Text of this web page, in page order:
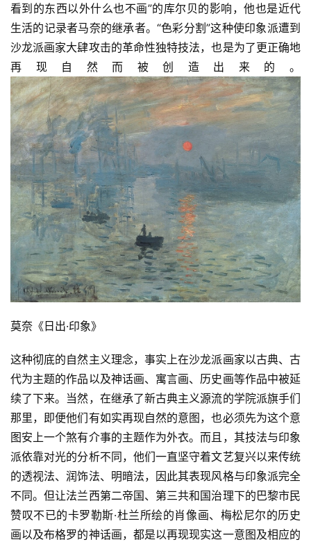
看到的东西以外什么也不画”的库尔贝的影响，他也是近代
生活的记录者马奈的继承者。“色彩分割”这种使印象派遭到
沙龙派画家大肆攻击的革命性独特技法，也是为了更正确地
再现自然而被创造出来的。
莫奈《日出·印象》
这种彻底的自然主义理念，事实上在沙龙派画家以古典、古
代为主题的作品以及神话画、寓言画、历史画等作品中被延
续了下来。当然，在继承了新古典主义源流的学院派旗手们
那里，即便他们有如实再现自然的意图，也必须先为这个意
图安上一个煞有介事的主题作为外衣。而且，其技法与印象
派依靠对光的分析不同，他们一直坚守着文艺复兴以来传统
的透视法、润饰法、明暗法，因此其表现风格与印象派完全
不同。但让法兰西第二帝国、第三共和国治理下的巴黎市民
赞叹不已的卡罗勒斯·杜兰所绘的肖像画、梅松尼尔的历史
画以及布格罗的神话画，都是以再现现实这一意图及相应的